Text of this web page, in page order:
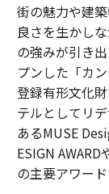
街の魅力や建
良さを生かしな
の強みが引き
プンした「カ
登録有形文化
テルとしてリ
あるMUSE
ESIGN
の主要アワー